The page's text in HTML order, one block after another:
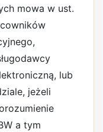
mowa w ust.
lub
jeżeli
a tym